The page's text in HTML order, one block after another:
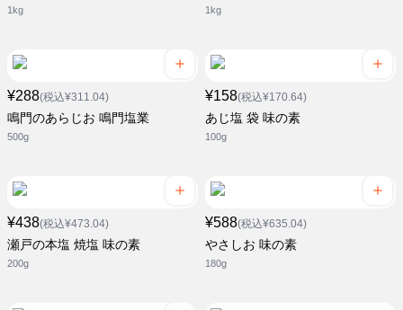
1kg 1kg
¥288(税込¥311.04)
鳴門のあらじお 鳴門塩業
500g
¥158(税込¥170.64)
あじ塩 袋 味の素
100g
¥438(税込¥473.04)
瀬戸の本塩 焼塩 味の素
200g
¥588(税込¥635.04)
やさしお 味の素
180g